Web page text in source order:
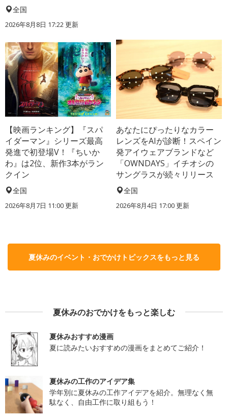
全国
2026年8月8日 17:22更新
【映画ランキング】『スパ
イダーマン』シリーズ最高
発進で初登場V！『ちいか
わ』は2位、新作3本がラン
クイン
全国
2026年8月7日 11:00更新
あなたにぴったりなカラー
レンズをAIが診断！スペイン
発アイウェアブランドなど
「OWNDAYS」イチオシの
サングラスが続々リリース
全国
2026年8月4日 17:00更新
夏休みのイベント・おでかけトピックスをもっと見る
夏休みのおでかけをもっと楽しむ
夏休みおすすめ漫画
夏に読みたいおすすめの漫画をまとめてご紹介！
夏休みの工作のアイデア集
学年別に夏休みの工作アイデアを紹介。無理なく無
駄なく、自由工作に取り組もう！